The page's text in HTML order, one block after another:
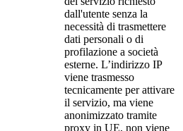
dall'utente senza la
necessità di trasmettere
dati personali o di
profilazione a società
esterne. L’indirizzo IP
viene trasmesso
tecnicamente per attivare
il servizio, ma viene
anonimizzato tramite
proxy in UE, non viene